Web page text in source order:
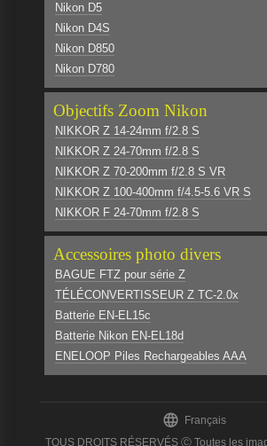
Nikon D5
Nikon D4S
Nikon D850
Nikon D780
Objectifs Zoom Nikon
NIKKOR Z 14-24mm f/2.8 S
NIKKOR Z 24-70mm f/2.8 S
NIKKOR Z 70-200mm f/2.8 S VR
NIKKOR Z 100-400mm f/4.5-5.6 VR S
NIKKOR F 24-70mm f/2.8 S
Accessoires photo divers
BAGUE FTZ pour série Z
TÉLÉCONVERTISSEUR Z TC-2.0x
Batterie EN-EL15c
Batterie Nikon EN-EL18d
ENELOOP Piles Rechargeables AAA
 Français
TOUS DROITS RÉSERVÉS Ⓒ Toutes les